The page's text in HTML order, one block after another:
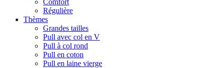
Comfort
Régulière
Thèmes
Grandes tailles
Pull avec col en V
Pull à col rond
Pull en coton
Pull en laine vierge